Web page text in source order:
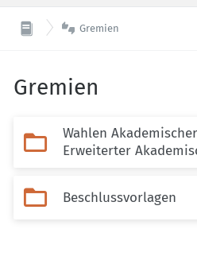
 Gremien
Gremien

Wahlen
Erweiterter
 Beschlussvorlagen